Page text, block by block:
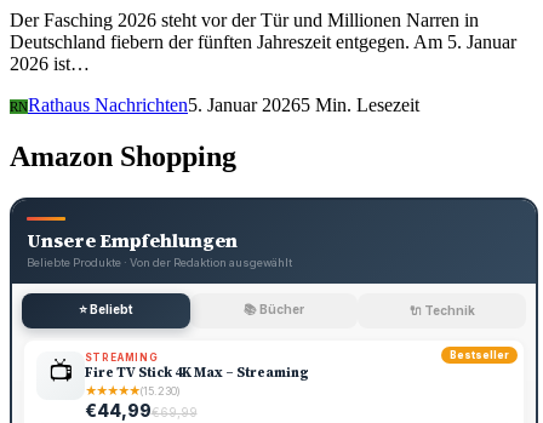
Der Fasching 2026 steht vor der Tür und Millionen Narren in
Deutschland fiebern der fünften Jahreszeit entgegen. Am 5. Januar
2026 ist…
RNRathaus Nachrichten5. Januar 20265 Min. Lesezeit
Amazon Shopping
Unsere Empfehlungen
Beliebte Produkte · Von der Redaktion ausgewählt
⭐ Beliebt 📚 Bücher 🔌 Technik
Bestseller
📺 STREAMING
Fire TV Stick 4K Max – Streaming
★★★★★(15.230)
€44,99€69,99